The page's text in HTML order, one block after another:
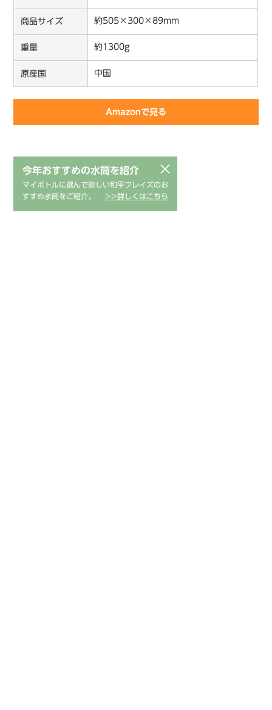
商品サイズ 約505×300×89mm
重量 約1300g
原産国 中国
Amazonで見る
永良 IH対応窒化鉄いため鍋24cm×
今年おすすめの水筒を紹介
マイボトルに選んで欲しい和平フレイズのお
すすめ水筒をご紹介。
>>詳しくはこちら